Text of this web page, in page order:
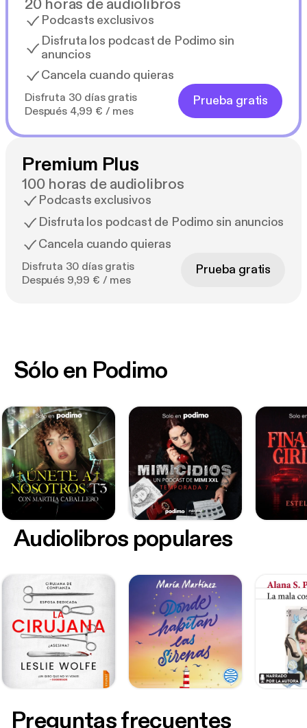
20 horas de audiolibros
Podcasts exclusivos
Disfruta los podcast de Podimo sin
anuncios
Cancela cuando quieras
Disfruta 30 días gratis
Después 4,99 € / mes
Prueba gratis
Premium Plus
100 horas de audiolibros
Podcasts exclusivos
Disfruta los podcast de Podimo sin anuncios
Cancela cuando quieras
Disfruta 30 días gratis
Después 9,99 € / mes
Prueba gratis
Sólo en Podimo
Audiolibros populares
Preguntas frecuentes